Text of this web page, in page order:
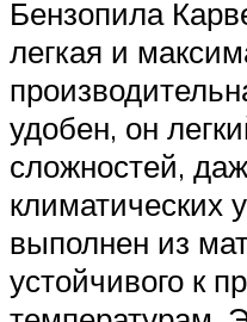
Бензопила
легкая и
удобен, он
сложностей,
климатических
выполнен из
устойчивого к